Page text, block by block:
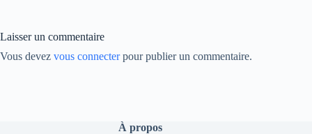
Laisser un commentaire
Vous devez vous connecterpour publier un commentaire.
À propos